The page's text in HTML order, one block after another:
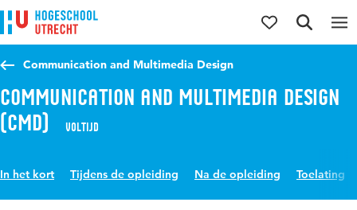
Direct naar de inhoud
Direct naar de hoofdnavigatie
Direct naar de zoekfunctie
Communication and Multimedia Design
Communication and Multimedia Design
(CMD)
Voltijd
In het kort Tijdens de opleiding Na de opleiding Toelating